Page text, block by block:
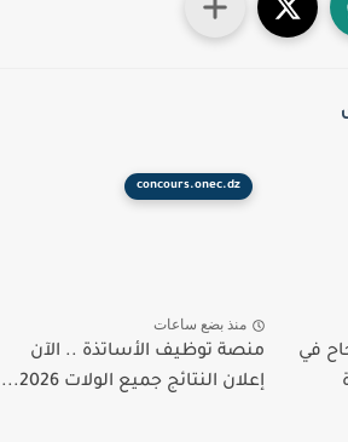
concours.onec.dz
منذ بضع ساعات
منصة توظيف الأساتذة .. الآن
إعلان النتائج جميع الولات 2026...